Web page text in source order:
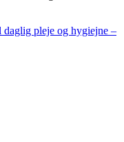
pleje og hygiejne –